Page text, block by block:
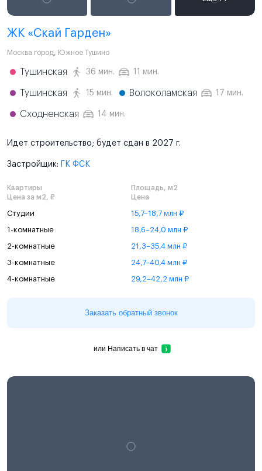
ЖК «Скай Гарден»
Москва город, Южное Тушино
Тушинская 36 мин. 11 мин.
Тушинская 15 мин. Волоколамская 17 мин.
Сходненская 14 мин.
Идет строительство; будет сдан в 2027 г.
Застройщик: ГК ФСК
Квартиры
Площадь, м2
Цена за м2, ₽
Цена
Студии 15,7–18,7 млн ₽
1-комнатные 18,6–24,0 млн ₽
2-комнатные 21,3–35,4 млн ₽
3-комнатные 24,7–40,4 млн ₽
4-комнатные 29,2–42,2 млн ₽
Заказать обратный звонок
или Написать в чат